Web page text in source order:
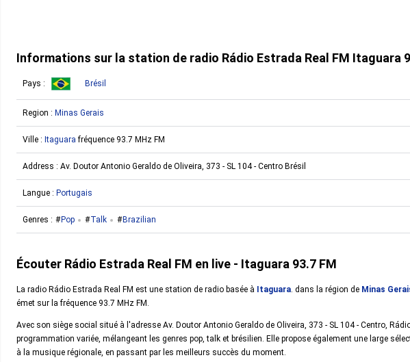
Informations sur la station de radio Rádio Estrada Real FM Itaguara
Pays : Brésil
Region : Minas Gerais
Ville : Itaguara fréquence 93.7 MHz FM
Address : Av. Doutor Antonio Geraldo de Oliveira, 373 - SL 104 - Centro Brésil
Langue : Portugais
Genres : Pop Talk Brazilian
Écouter Rádio Estrada Real FM en live - Itaguara 93.7 FM
La radio Rádio Estrada Real FM est une station de radio basée à Itaguara. dans la région de Minas
émet sur la fréquence 93.7 MHz FM.
Avec son siège social situé à l'adresse Av. Doutor Antonio Geraldo de Oliveira, 373 - SL 104 - Centro,
programmation variée, mélangeant les genres pop, talk et brésilien. Elle propose également une large
à la musique régionale, en passant par les meilleurs succès du moment.